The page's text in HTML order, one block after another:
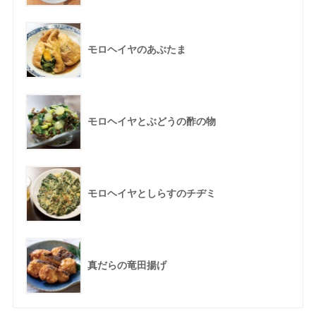
モロヘイヤのあぶたま
モロヘイヤとぶどうの酢の物
モロヘイヤとしらすのチヂミ
真だらの竜田揚げ